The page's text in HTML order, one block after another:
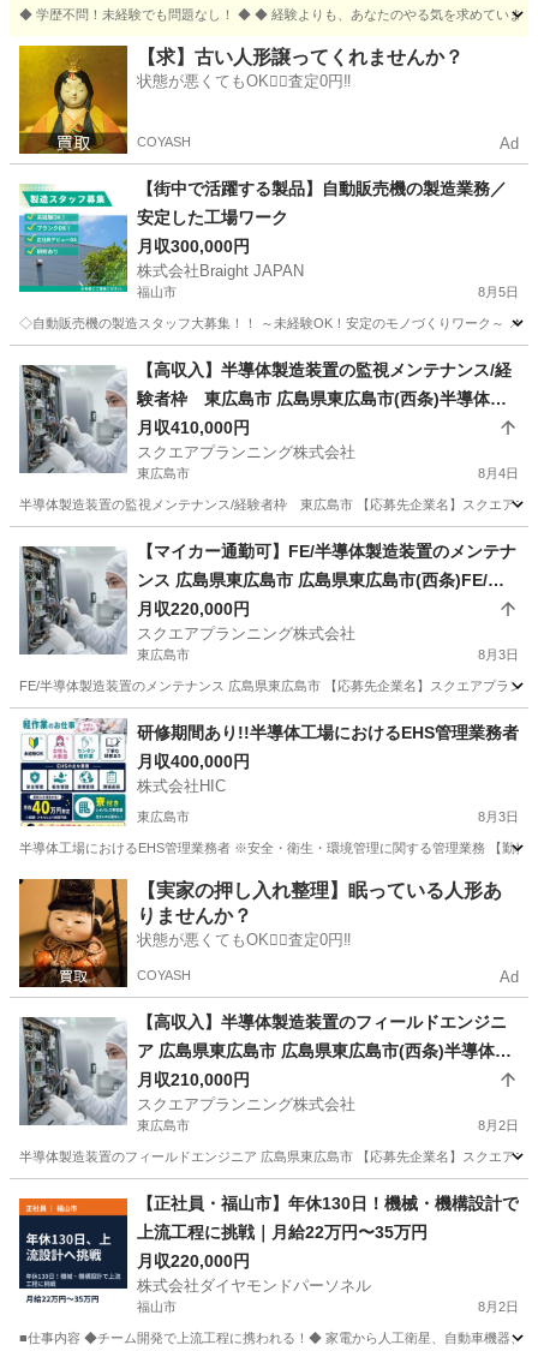
◆ 学歴不問！未経験でも問題なし！ ◆ ◆ 経験よりも、あなたのやる気を求めていま
電気 未経験
【求】古い人形譲ってくれませんか？
状態が悪くてもOK🙆‍♀️査定0円‼️
COYASH Ad
【街中で活躍する製品】自動販売機の製造業務／
安定した工場ワーク
月収300,000円
株式会社Braight JAPAN
福山市 8月5日
◇自動販売機の製造スタッフ大募集！！ ～未経験OK！安定のモノづくりワーク～ 📌
その他 未経験
【高収入】半導体製造装置の監視メンテナンス/経
験者枠 東広島市 広島県東広島市(西条)半導体製
造装置の監視メンテナンス
月収410,000円
スクエアプランニング株式会社
東広島市 8月4日
半導体製造装置の監視メンテナンス/経験者枠 東広島市 【応募先企業名】スクエアプ
その他 社員
【マイカー通勤可】FE/半導体製造装置のメンテナ
ンス 広島県東広島市 広島県東広島市(西条)FE/半
導体製造装置のメンテナンス
月収220,000円
スクエアプランニング株式会社
東広島市 8月3日
FE/半導体製造装置のメンテナンス 広島県東広島市 【応募先企業名】スクエアプラン
広島 東広島市 その他 業務
研修期間あり!!半導体工場におけるEHS管理業務者
月収400,000円
株式会社HIC
東広島市 8月3日
半導体工場におけるEHS管理業務者 ※安全・衛生・環境管理に関する管理業務 【勤
広島 東広島市 半導体
【実家の押し入れ整理】眠っている人形あ
りませんか？
状態が悪くてもOK🙆‍♀️査定0円‼️
COYASH Ad
【高収入】半導体製造装置のフィールドエンジニ
ア 広島県東広島市 広島県東広島市(西条)半導体製
造装置のフィールドエンジニア
月収210,000円
スクエアプランニング株式会社
東広島市 8月2日
半導体製造装置のフィールドエンジニア 広島県東広島市 【応募先企業名】スクエア
その他 業務
【正社員・福山市】年休130日！機械・機構設計で
上流工程に挑戦｜月給22万円〜35万円
月収220,000円
株式会社ダイヤモンドパーソネル
福山市 8月2日
■仕事内容 ◆チーム開発で上流工程に携われる！◆ 家電から人工衛星、自動車機器、